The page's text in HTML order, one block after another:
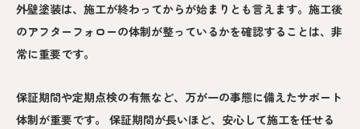
外壁塗装は、施工が終わってからが始まりとも言えます。施工後
のアフターフォローの体制が整っているかを確認することは、非
常に重要です。
保証期間や定期点検の有無など、万が一の事態に備えたサポート
体制が重要です。 保証期間が長いほど、安心して施工を任せる